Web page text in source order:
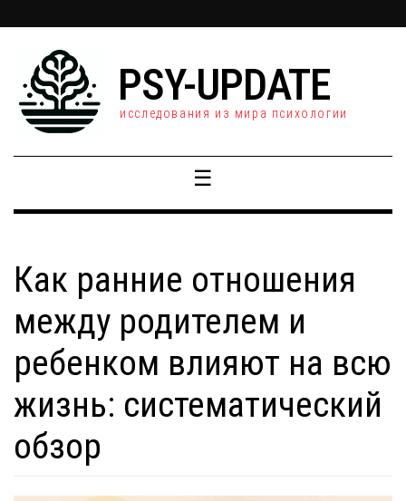
PSY-UPDATE
исследования из мира психологии
☰
Как ранние отношения
между родителем и
ребенком влияют на всю
жизнь: систематический
обзор